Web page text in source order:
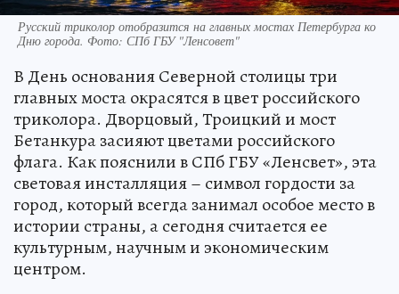
Русский триколор отобразится на главных мостах Петербурга ко
Дню города. Фото: СПб ГБУ "Ленсовет"
В День основания Северной столицы три
главных моста окрасятся в цвет российского
триколора. Дворцовый, Троицкий и мост
Бетанкура засияют цветами российского
флага. Как пояснили в СПб ГБУ «Ленсвет», эта
световая инсталляция – символ гордости за
город, который всегда занимал особое место в
истории страны, а сегодня считается ее
культурным, научным и экономическим
центром.